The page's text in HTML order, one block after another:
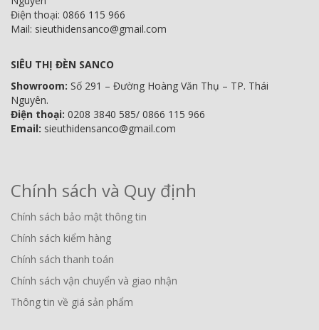
Điện thoại: 0866 115 966
Mail: sieuthidensanco@gmail.com
SIÊU THỊ ĐÈN SANCO
Showroom: Số 291 – Đường Hoàng Văn Thụ – TP. Thái
Nguyên.
Điện thoại: 0208 3840 585/ 0866 115 966
Email: sieuthidensanco@gmail.com
Chính sách và Quy định
Chính sách bảo mật thông tin
Chính sách kiểm hàng
Chính sách thanh toán
Chính sách vận chuyển và giao nhận
Thông tin về giá sản phẩm